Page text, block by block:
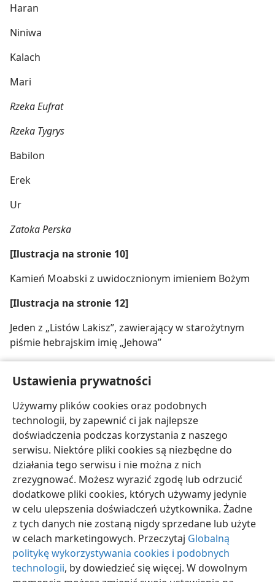
Ustawienia prywatności
Używamy plików cookies oraz podobnych
technologii, by zapewnić ci jak najlepsze
doświadczenia podczas korzystania z naszego
serwisu. Niektóre pliki cookies są niezbędne do
działania tego serwisu i nie można z nich
zrezygnować. Możesz wyrazić zgodę lub odrzucić
dodatkowe pliki cookies, których używamy jedynie
w celu ulepszenia doświadczeń użytkownika. Żadne
z tych danych nie zostaną nigdy sprzedane lub użyte
w celach marketingowych. Przeczytaj Globalną
politykę wykorzystywania cookies i podobnych
technologii, by dowiedzieć się więcej. W dowolnym
Haran
Niniwa
Kalach
Mari
Rzeka Eufrat
Rzeka Tygrys
Babilon
Erek
Ur
Zatoka Perska
[Ilustracja na stronie 10]
Kamień Moabski z uwidocznionym imieniem Bożym
[Ilustracja na stronie 12]
Jeden z „Listów Lakisz”, zawierający w starożytnym
piśmie hebrajskim imię „Jehowa”
Znaleziona w Cezarei część napisu, zawierająca
w drugim wierszu słowa: „[Pon]tius Pilatus”
polski Udostępnij Ustawienia
Copyright© 2026 Watch Tower Bible and Tract Society of Pennsylvania
Warunki użytkowania Polityka prywatności
Ustawienia prywatności
JW.ORG